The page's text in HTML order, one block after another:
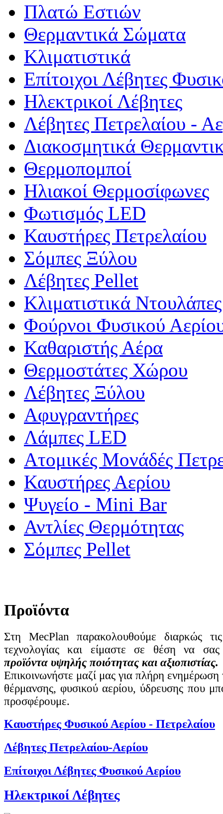
Πλατώ Εστιών
Θερμαντικά Σώματα
Κλιματιστικά
Επίτοιχοι Λέβητες
Ηλεκτρικοί Λέβητες
Λέβητες Πετρελαίου -
Διακοσμητικά
Θερμοπομποί
Ηλιακοί Θερμοσίφωνες
Φωτισμός LED
Καυστήρες Πετρελαίου
Σόμπες Ξύλου
Λέβητες Pellet
Κλιματιστικά Ντουλάπες
Φούρνοι Φυσικού
Καθαριστής Αέρα
Θερμοστάτες Χώρου
Λέβητες Ξύλου
Αφυγραντήρες
Λάμπες LED
Ατομικές Μονάδές
Καυστήρες Αερίου
Ψυγείο - Mini Bar
Αντλίες Θερμότητας
Σόμπες Pellet
Προϊόντα
Στη MecPlan παρακολουθούμε διαρκώς τις
τεχνολογίας και είμαστε σε θέση να
προϊόντα υψηλής ποιότητας και αξιοπιστίας.
Επικοινωνήστε μαζί μας για πλήρη
θέρμανσης, φυσικού αερίου, ύδρευσης που
προσφέρουμε.
Καυστήρες Φυσικού Αερίου - Πετρελαίου
Λέβητες Πετρελαίου-Αερίου
Επίτοιχοι Λέβητες Φυσικού Αερίου
Ηλεκτρικοί Λέβητες